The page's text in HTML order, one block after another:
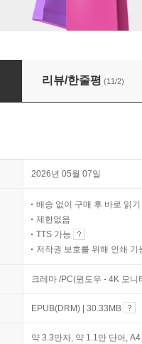
리뷰/한줄평 (11/2)
2026년 05월 07일
배송 없이 구매 후 바로 읽기
제한없음
TTS 가능
저작권 보호를 위해 인쇄 기
크레마 /PC(윈도우 - 4K 모
EPUB(DRM) | 30.33MB
약 3.3만자, 약 1.1만 단어,